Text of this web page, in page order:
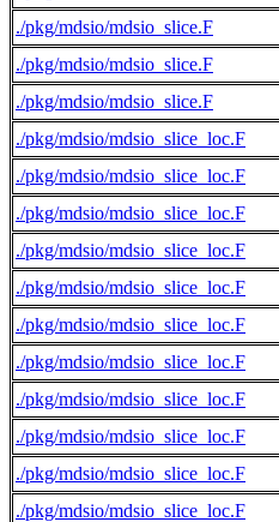
./pkg/mdsio/mdsio_slice.F
./pkg/mdsio/mdsio_slice.F
./pkg/mdsio/mdsio_slice.F
./pkg/mdsio/mdsio_slice_loc.F
./pkg/mdsio/mdsio_slice_loc.F
./pkg/mdsio/mdsio_slice_loc.F
./pkg/mdsio/mdsio_slice_loc.F
./pkg/mdsio/mdsio_slice_loc.F
./pkg/mdsio/mdsio_slice_loc.F
./pkg/mdsio/mdsio_slice_loc.F
./pkg/mdsio/mdsio_slice_loc.F
./pkg/mdsio/mdsio_slice_loc.F
./pkg/mdsio/mdsio_slice_loc.F
./pkg/mdsio/mdsio_slice_loc.F